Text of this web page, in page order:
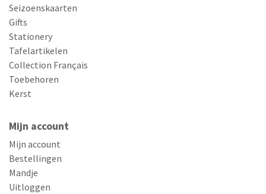
Seizoenskaarten
Gifts
Stationery
Tafelartikelen
Collection Français
Toebehoren
Kerst
Mijn account
Mijn account
Bestellingen
Mandje
Uitloggen